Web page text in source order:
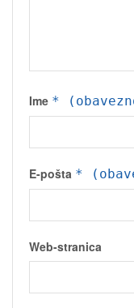
Ime *
E-pošta *
Web-stranica